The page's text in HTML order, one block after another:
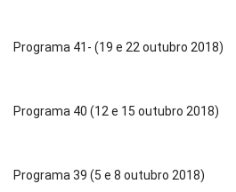
Programa 41- (19 e 22 outubro 2018)
Programa 40 (12 e 15 outubro 2018)
Programa 39 (5 e 8 outubro 2018)